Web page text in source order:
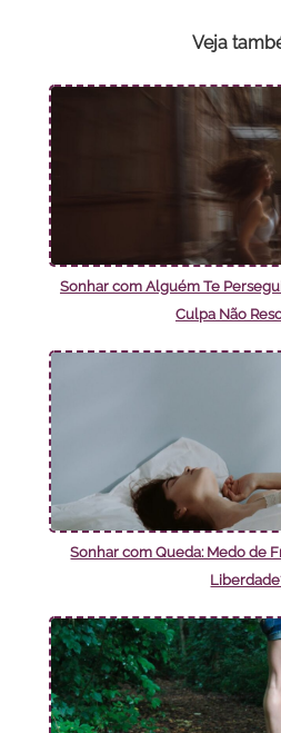
Veja
Sonhar com Alguém Te
Culpa Não
Sonhar com Queda: Medo de